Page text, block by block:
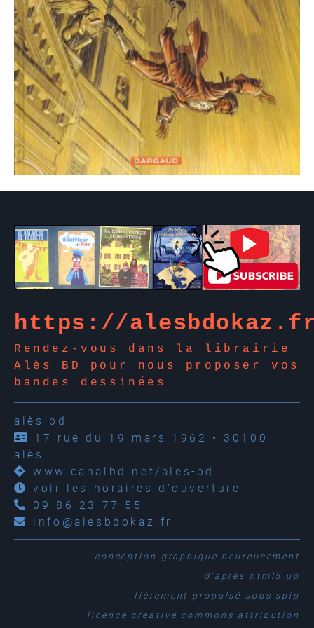
https://
Rendez-vous dans la librairie
Alès BD pour nous proposer vos
bandes dessinées
alès bd
17 rue du 19 mars 1962 • 30100
alès
www.canalbd.net/ales-bd
voir les horaires d'ouverture
09 86 23 77 55
info@alesbdokaz.fr
conception graphique heureusement
d'après html5 up
fièrement propulsé sous spip
licence creative commons attribution